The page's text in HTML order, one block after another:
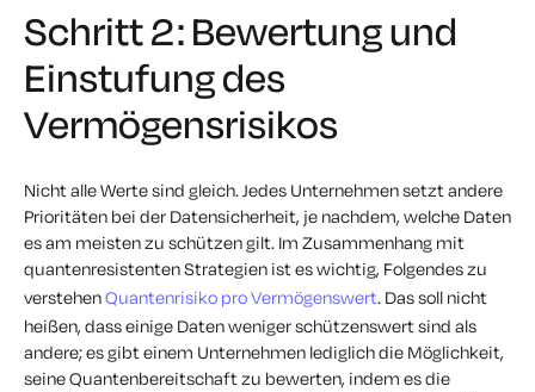
Schritt 2: Bewertung und
Einstufung des
Vermögensrisikos
Nicht alle Werte sind gleich. Jedes Unternehmen setzt andere
Prioritäten bei der Datensicherheit, je nachdem, welche Daten
es am meisten zu schützen gilt. Im Zusammenhang mit
quantenresistenten Strategien ist es wichtig, Folgendes zu
verstehenQuantenrisiko pro Vermögenswert. Das soll nicht
heißen, dass einige Daten weniger schützenswert sind als
andere; es gibt einem Unternehmen lediglich die Möglichkeit,
seine Quantenbereitschaft zu bewerten, indem es die